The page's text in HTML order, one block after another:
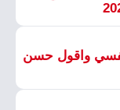
واقول حسن